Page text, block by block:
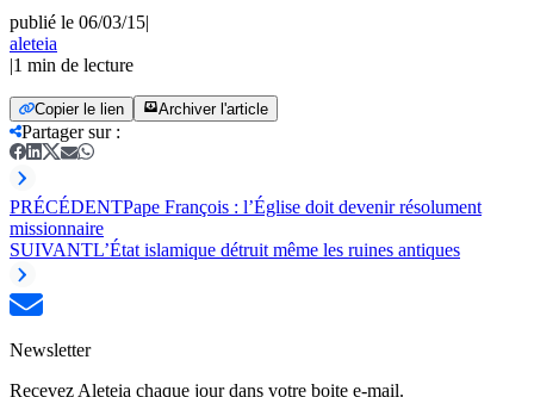
publié le 06/03/15|
aleteia
|1 min de lecture
Copier le lien Archiver l'article
Partager sur:
PRÉCÉDENTPape François : l’Église doit devenir résolument
missionnaire
SUIVANTL’État islamique détruit même les ruines antiques
Newsletter
Recevez Aleteia chaque jour dans votre boite e-mail.